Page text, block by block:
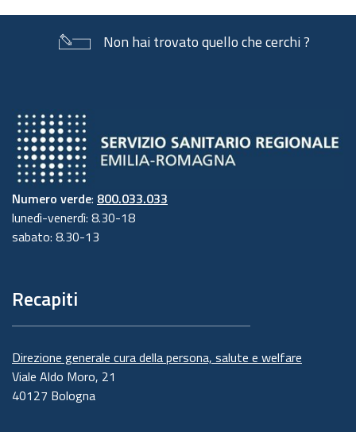
Non hai trovato quello che cerchi ?
Numero verde: 800.033.033
lunedì-venerdì: 8.30-18
sabato: 8.30-13
Recapiti
Direzione generale cura della persona, salute e welfare
Viale Aldo Moro, 21
40127 Bologna